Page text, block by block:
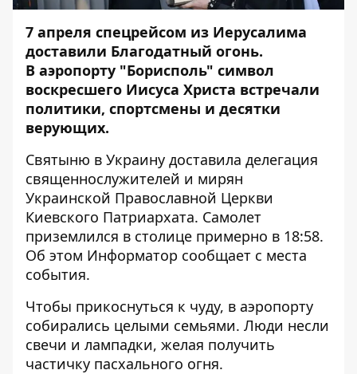
7 апреля спецрейсом из Иерусалима
доставили Благодатный огонь.
В аэропорту "Борисполь" символ
воскресшего Иисуса Христа встречали
политики, спортсмены и десятки
верующих.
Святыню в Украину доставила делегация
священнослужителей и мирян
Украинской Православной Церкви
Киевского Патриархата. Самолет
приземлился в столице примерно в 18:58.
Об этом Информатор сообщает с места
события.
Чтобы прикоснуться к чуду, в аэропорту
собирались целыми семьями. Люди несли
свечи и лампадки, желая получить
частичку пасхального огня.